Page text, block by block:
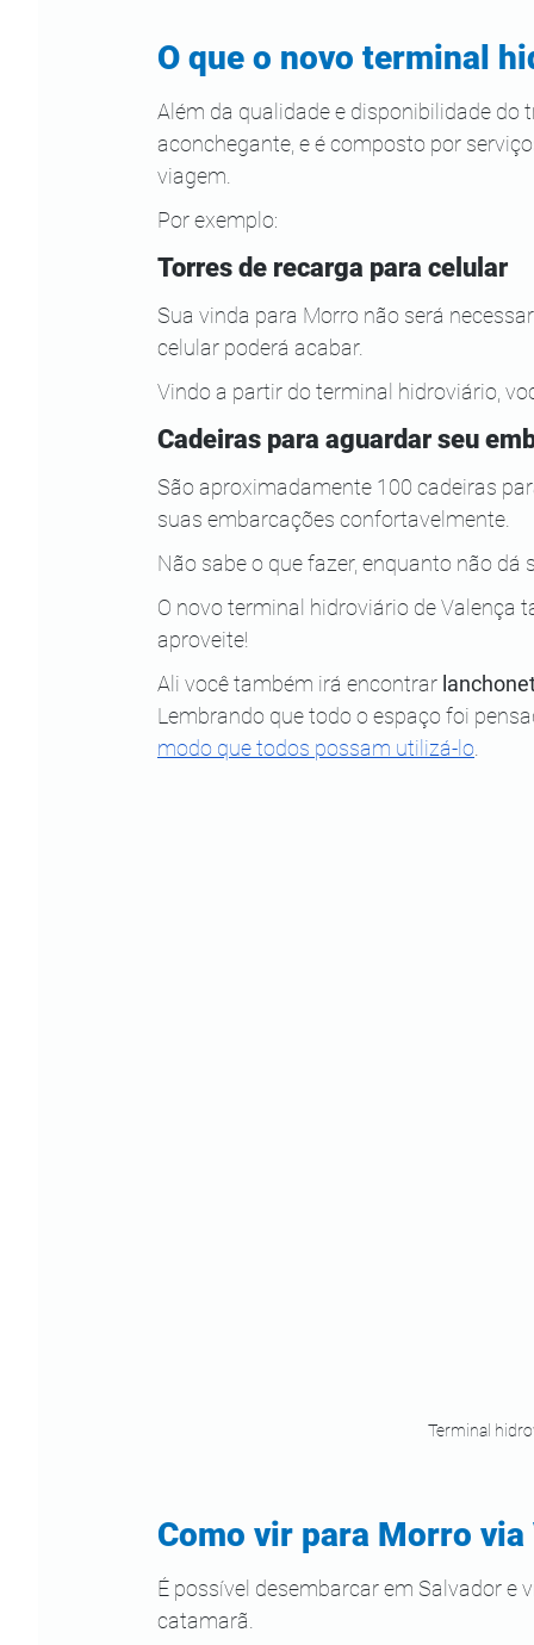
O que o novo terminal
Além da qualidade e disponibilidade do
aconchegante, e é composto por
viagem.
Por exemplo:
Torres de recarga para celular
Sua vinda para Morro não será
celular poderá acabar.
Vindo a partir do terminal hidroviário,
Cadeiras para aguardar seu
São aproximadamente 100 cadeiras
suas embarcações confortavelmente.
Não sabe o que fazer, enquanto não dá
O novo terminal hidroviário de Valença
aproveite!
Ali você também irá encontrar
Lembrando que todo o espaço foi
modo que todos possam utilizá-lo
Terminal
Como vir para Morro
É possível desembarcar em Salvador e
catamarã.